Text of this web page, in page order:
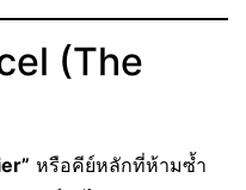
(The
หรือคีย์หลักที่ห้ามซ้ำ